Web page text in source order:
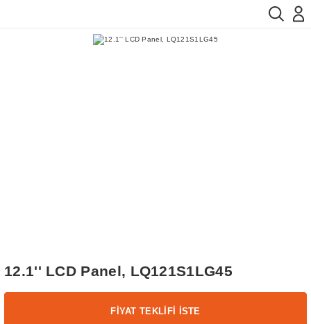
12.1'' LCD Panel, LQ121S1LG45
FİYAT TEKLİFİ İSTE